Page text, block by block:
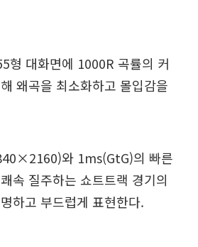
형 대화면에 1000R 곡률의 커
왜곡을 최소화하고 몰입감을
와 1ms(GtG)의 빠른
속 질주하는 쇼트트랙 경기의
하고 부드럽게 표현한다.